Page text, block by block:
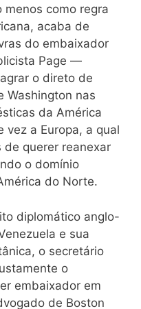
como regra
acaba de
do embaixador
Page —
o direto de
Washington nas
da América
vez a Europa, a qual
querer reanexar
o domínio
do Norte.
diplomático anglo-
e sua
o secretário
o
embaixador em
de Boston